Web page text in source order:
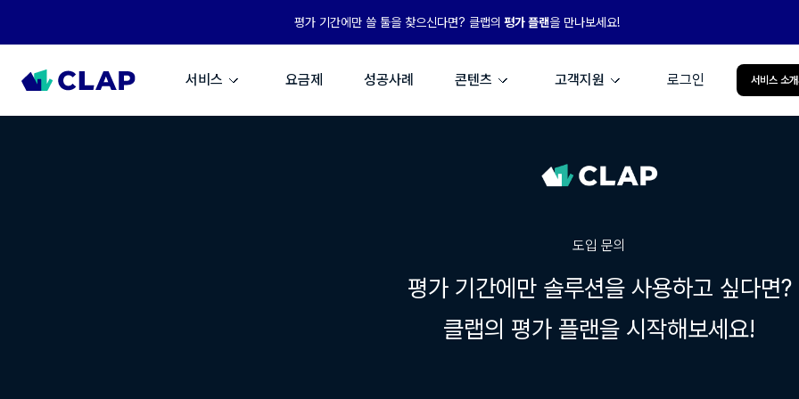
평가 기간에만 쓸 툴을 찾으신다면? 클랩의 평가 플랜을 만나보세요!
서비스 요금제 성공사례 콘텐츠 고객지원 로그인 서비스 소개
도입 문의
평가 기간에만 솔루션을 사용하고 싶다면?
클랩의 평가 플랜을 시작해보세요!